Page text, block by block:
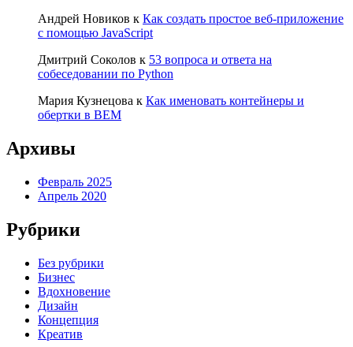
Андрей Новиков к Как создать простое веб-приложение
с помощью JavaScript
Дмитрий Соколов к 53 вопроса и ответа на
собеседовании по Python
Мария Кузнецова к Как именовать контейнеры и
обертки в BEM
Архивы
Февраль 2025
Апрель 2020
Рубрики
Без рубрики
Бизнес
Вдохновение
Дизайн
Концепция
Креатив